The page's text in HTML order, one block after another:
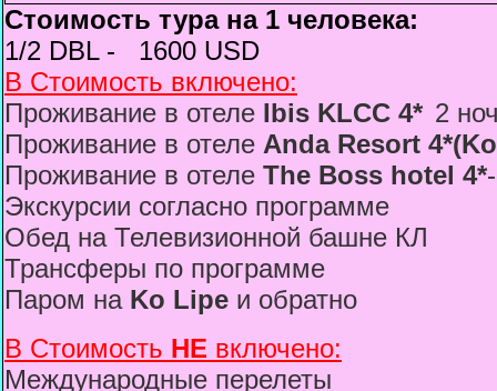
Стоимость тура на 1 человека:
1/2 DBL - 1600 USD
В Стоимость включено:
Проживание в отеле Ibis KLCC 4* 2
Проживание в отеле Anda Resort
Проживание в отеле The Boss hotel 4*
Экскурсии согласно программе
Обед на Телевизионной башне КЛ
Трансферы по программе
Паром на Ko Lipe и обратно
В Стоимость НЕ включено:
Международные перелеты